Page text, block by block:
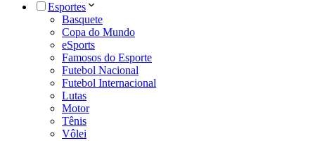
Esportes
Basquete
Copa do Mundo
eSports
Famosos do Esporte
Futebol Nacional
Futebol Internacional
Lutas
Motor
Tênis
Vôlei